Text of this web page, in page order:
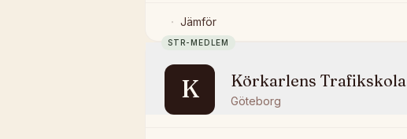
Jämför
STR-MEDLEM
K Körkarlens Trafikskola
Göteborg